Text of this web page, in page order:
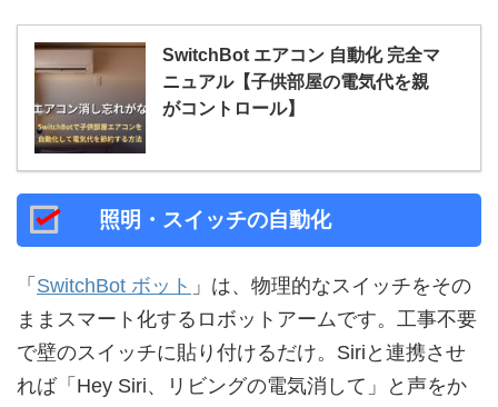
SwitchBot エアコン 自動化 完全マ
ニュアル【子供部屋の電気代を親
がコントロール】
照明・スイッチの自動化
「 SwitchBot ボット 」は、物理的なスイッチをその
ままスマート化するロボットアームです。工事不要
で壁のスイッチに貼り付けるだけ。Siriと連携させ
れば「Hey Siri、リビングの電気消して」と声をか